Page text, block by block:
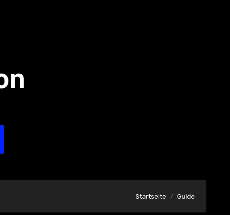
Startseite Guide